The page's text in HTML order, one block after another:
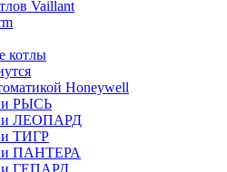
Vaillant
котлы
Honeywell
РЫСЬ
ЛЕОПАРД
ТИГР
ПАНТЕРА
ГЕПАРД